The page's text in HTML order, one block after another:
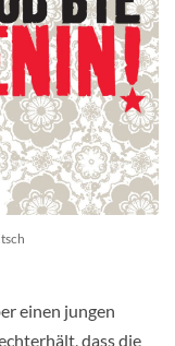
einen jungen
dass die